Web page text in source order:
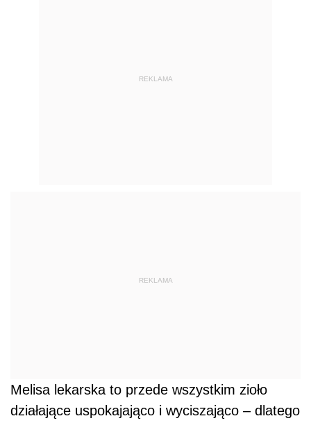
REKLAMA
REKLAMA
Melisa lekarska to przede wszystkim zioło
działające uspokajająco i wyciszająco – dlatego